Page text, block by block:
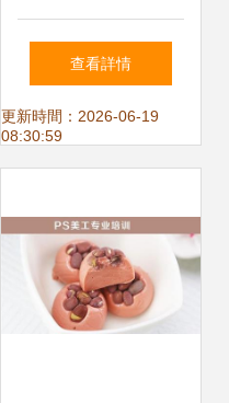
培訓班的實用指南
查看詳情
更新時間：2026-06-19
08:30:59